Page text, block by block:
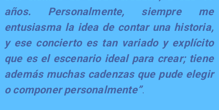
años. Personalmente, siempre me
entusiasma la idea de contar una historia,
y ese concierto es tan variado y explícito
que es el escenario ideal para crear; tiene
además muchas cadenzas que pude elegir
o componer personalmente”.